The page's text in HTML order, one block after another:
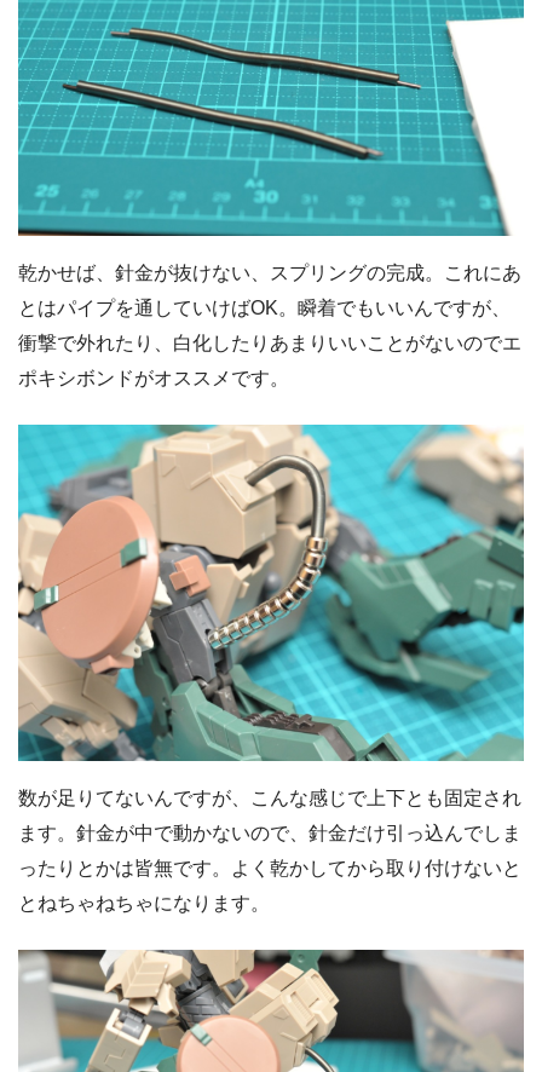
乾かせば、針金が抜けない、スプリングの完成。これにあ
とはパイプを通していけばOK。瞬着でもいいんですが、
衝撃で外れたり、白化したりあまりいいことがないのでエ
ポキシボンドがオススメです。
数が足りてないんですが、こんな感じで上下とも固定され
ます。針金が中で動かないので、針金だけ引っ込んでしま
ったりとかは皆無です。よく乾かしてから取り付けないと
とねちゃねちゃになります。